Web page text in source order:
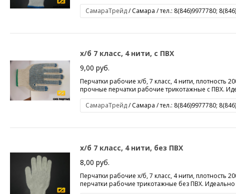
СамараТрейд/ Самара / тел.: 8(846)9977780;
х/б 7 класс, 4 нити, с ПВХ
9,00 руб.
Перчатки рабочие х/б, 7 класс, 4 нити, плотность
прочные перчатки рабочие трикотажные с ПВХ.
СамараТрейд/ Самара / тел.: 8(846)9977780;
х/б 7 класс, 4 нити, без ПВХ
8,00 руб.
Перчатки рабочие х/б, 7 класс, 4 нити, плотность
перчатки рабочие трикотажные без ПВХ. Идеально